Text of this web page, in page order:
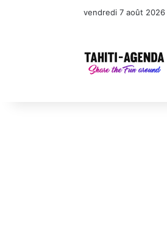
vendredi 7 août 2026